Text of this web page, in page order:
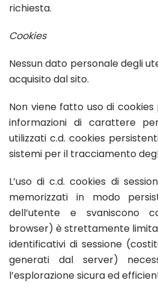
richiesta.
Cookies
Nessun dato personale degli
acquisito dal sito.
Non viene fatto uso di
informazioni di carattere
utilizzati c.d. cookies
sistemi per il tracciamento
L’uso di c.d. cookies di
memorizzati in modo
dell’utente e svaniscono
browser) è strettamente
identificativi di sessione
generati dal server)
l’esplorazione sicura ed